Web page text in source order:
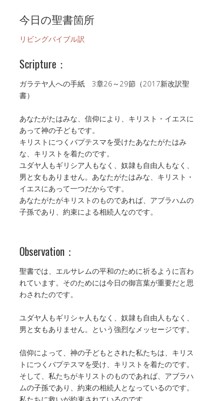
今日の聖書箇所
リビングバイブル訳
Scripture：
ガラテヤ人への手紙 3章26～29節（2017新改訳聖
書）
あなたがたはみな、信仰により、キリスト・イエスに
あって神の子どもです。
キリストにつくバプテスマを受けたあなたがたはみ
な、キリストを着たのです。
ユダヤ人もギリシア人もなく、奴隷も自由人もなく、
男と女もありません。あなたがたはみな、キリスト・
イエスにあって一つだからです。
あなたがたがキリストのものであれば、アブラハムの
子孫であり、約束による相続人なのです。
Observation：
聖書では、エルサレムの平和のために祈るように言わ
れています。そのためには今日の御言葉が重要だと思
わされたのです。
ユダヤ人もギリシャ人もなく、奴隷も自由人もなく、
男と女もありません。という強烈なメッセージです。
信仰によって、神の子どもとされた私たちは、キリス
トにつくバプテスマを受け、キリストを着たのです。
そして、私たちがキリストのものであれば、アブラハ
ムの子孫であり、約束の相続人となっているのです。